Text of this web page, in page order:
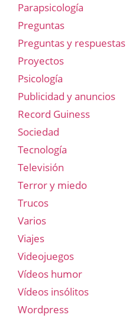
Parapsicología
Preguntas
Preguntas y respuestas
Proyectos
Psicología
Publicidad y anuncios
Record Guiness
Sociedad
Tecnología
Televisión
Terror y miedo
Trucos
Varios
Viajes
Videojuegos
Vídeos humor
Vídeos insólitos
Wordpress